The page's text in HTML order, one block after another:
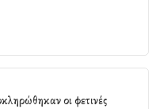
οι φετινές